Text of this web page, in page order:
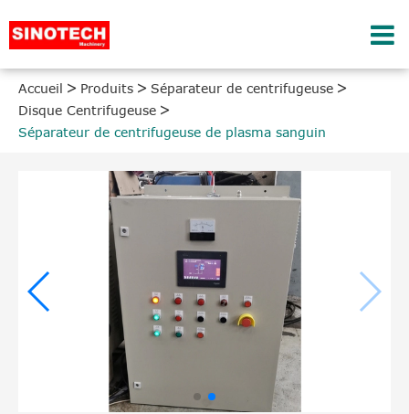
Accueil Produits
Séparateur de centrifugeuse
Disque Centrifugeuse
Séparateur de centrifugeuse de plasma sanguin